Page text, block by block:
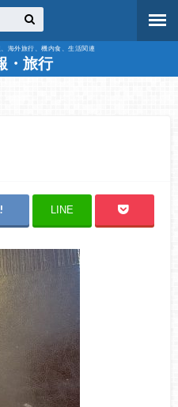
海外旅行、機内食、生活関連
・旅行
LINE